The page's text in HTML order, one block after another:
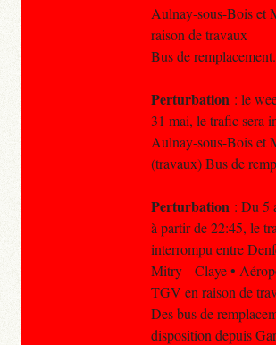
Aulnay-sous-Bois et
raison de travaux
Bus de remplacement.
Perturbation : le
31 mai, le trafic sera
Aulnay-sous-Bois et
(travaux) Bus de
Perturbation : Du 5
à partir de 22:45, le
interrompu entre
Mitry – Claye •
TGV en raison de
Des bus de
disposition depuis